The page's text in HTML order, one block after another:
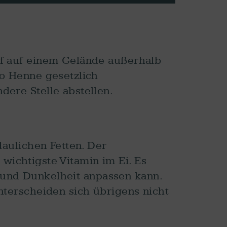
einem Gelände außerhalb
Henne gesetzlich
Stelle abstellen.
Fetten. Der
Vitamin im Ei. Es
Dunkelheit anpassen kann.
sich übrigens nicht